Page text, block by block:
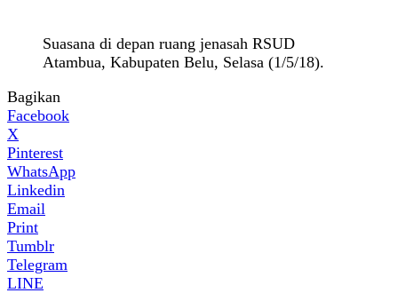
Suasana di depan ruang jenasah RSUD
Atambua, Kabupaten Belu, Selasa (1/5/18).
Bagikan
Facebook
X
Pinterest
WhatsApp
Linkedin
Email
Print
Tumblr
Telegram
LINE